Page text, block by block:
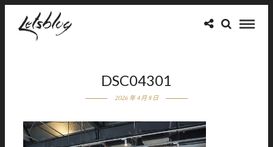
DSC04301
2026 年 4 月 8 日